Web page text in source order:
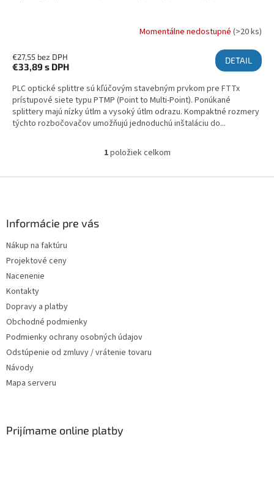
Momentálne nedostupné (>20 ks)
€27,55 bez DPH
€33,89 s DPH
DETAIL
PLC optické splittre sú kľúčovým stavebným prvkom pre FTTx
prístupové siete typu PTMP (Point to Multi-Point). Ponúkané
splittery majú nízky útlm a vysoký útlm odrazu. Kompaktné rozmery
týchto rozbočovačov umožňujú jednoduchú inštaláciu do...
Ovládacie prvky výpisu
1položiek celkom
Informácie pre vás
Nákup na faktúru
Projektové ceny
Nacenenie
Kontakty
Dopravy a platby
Obchodné podmienky
Podmienky ochrany osobných údajov
Odstúpenie od zmluvy / vrátenie tovaru
Návody
Mapa serveru
Prijímame online platby